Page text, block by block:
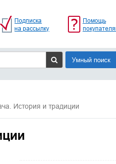
Подписка
на рассылку
Помощь
Умный поиск
История и традиции